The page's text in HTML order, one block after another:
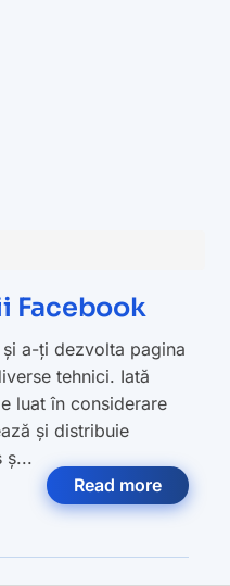
Facebook
a-ți dezvolta pagina
tehnici. Iată
luat în considerare
și distribuie
ș...
Read more